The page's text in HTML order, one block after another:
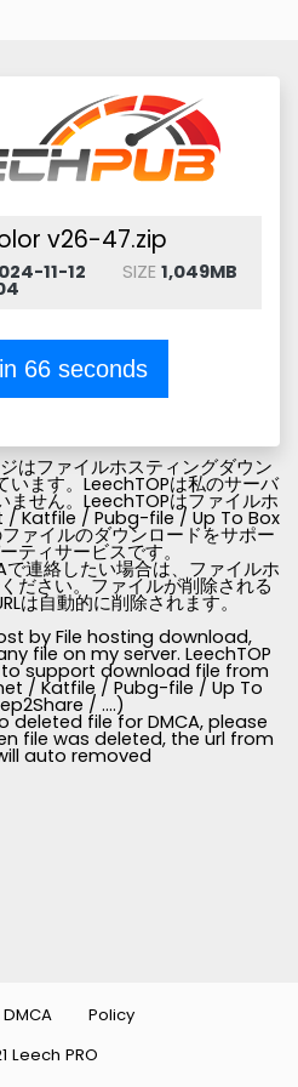
v26-47.zip
11-12 SIZE1,049MB
66seconds
はファイルホスティングダウン
います。LeechTOPは私のサーバ
ません。LeechTOPはファイルホ
/ Katfile / Pubg-file / Up To Box
ァイルのダウンロードをサポー
ティサービスです。
連絡したい場合は、ファイルホ
ださい。ファイルが削除される
は自動的に削除されます。
by File hosting download,
file on my server. LeechTOP
support download file from
/ Katfile / Pubg-file / Up To
/ ....)
file for DMCA, please
file was deleted, the url from
auto removed
Leech PRO
DMCA Policy